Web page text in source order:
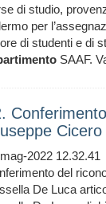
di studio,
per
di studenti e di
SAAF.
2022 12.32.41
del
De Luca